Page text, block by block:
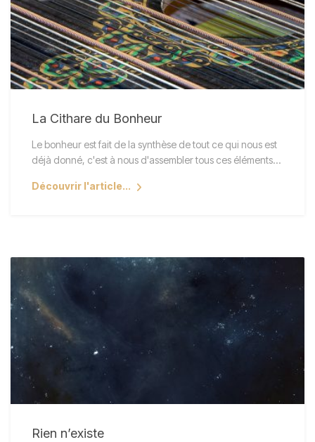
La Cithare du Bonheur
Le bonheur est fait de la synthèse de tout ce qui nous est
déjà donné, c'est à nous d'assembler tous ces éléments…
Découvrir l'article...
Rien n’existe